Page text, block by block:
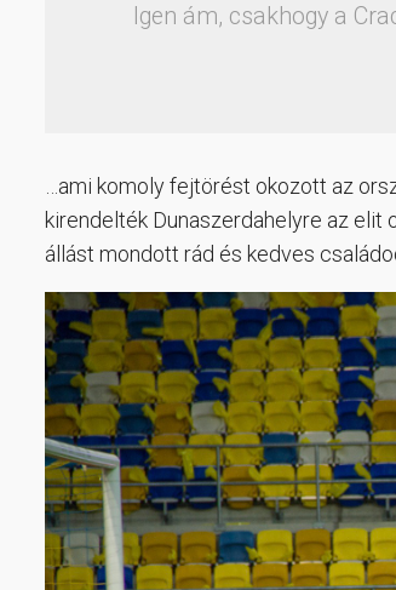
Igen ám, csakhogy a
…ami komoly fejtörést okozott az
kirendelték Dunaszerdahelyre az elit
állást mondott rád és kedves